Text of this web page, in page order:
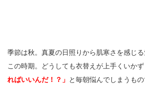
季節は秋。真夏の日照りから肌寒さを感じ
この時期。どうしても衣替えが上手くいかず
ればいいんだ！？」 と毎朝悩んでしまうもの